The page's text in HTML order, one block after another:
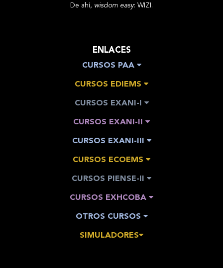
De ahí, wisdom easy: WIZI.
ENLACES
CURSOS PAA
CURSOS EDIEMS
CURSOS EXANI-I
CURSOS EXANI-II
CURSOS EXANI-III
CURSOS ECOEMS
CURSOS PIENSE-II
CURSOS EXHCOBA
OTROS CURSOS
SIMULADORES